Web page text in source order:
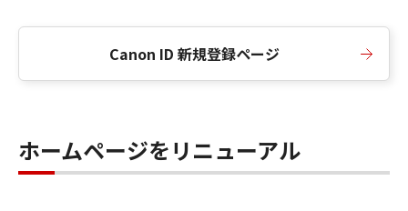
Canon ID 新規登録ページ
ホームページをリニューアル